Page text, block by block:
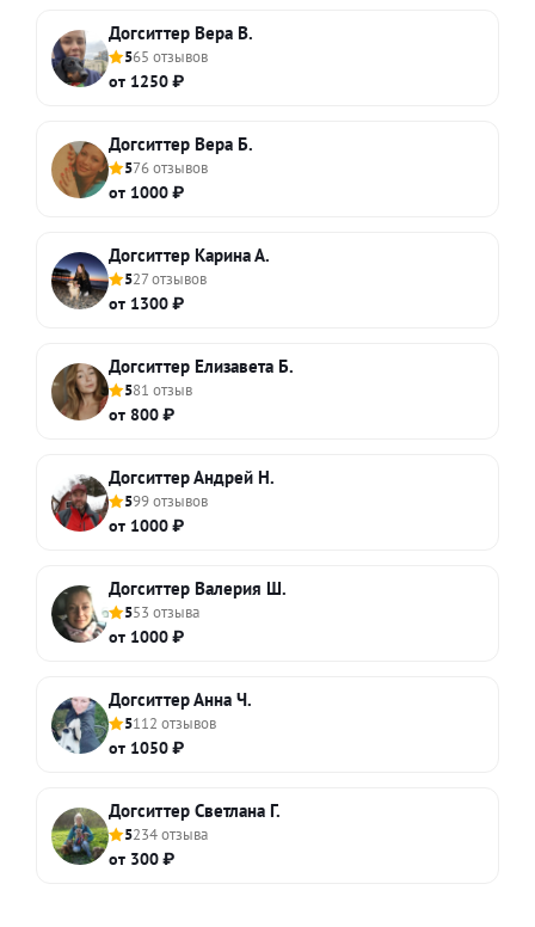
Догситтер Вера В.
565 отзывов
от 1250 ₽
Догситтер Вера Б.
576 отзывов
от 1000 ₽
Догситтер Карина А.
527 отзывов
от 1300 ₽
Догситтер Елизавета Б.
581 отзыв
от 800 ₽
Догситтер Андрей Н.
599 отзывов
от 1000 ₽
Догситтер Валерия Ш.
553 отзыва
от 1000 ₽
Догситтер Анна Ч.
5112 отзывов
от 1050 ₽
Догситтер Светлана Г.
5234 отзыва
от 300 ₽